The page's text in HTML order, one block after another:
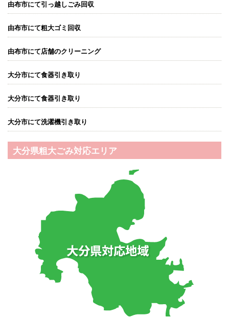
由布市にて引っ越しごみ回収
由布市にて粗大ゴミ回収
由布市にて店舗のクリーニング
大分市にて食器引き取り
大分市にて食器引き取り
大分市にて洗濯機引き取り
大分県粗大ごみ対応エリア